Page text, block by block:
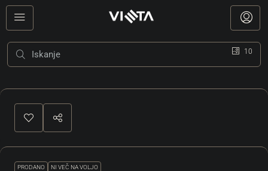
10
PRODANO NI VEČ NA VOLJO